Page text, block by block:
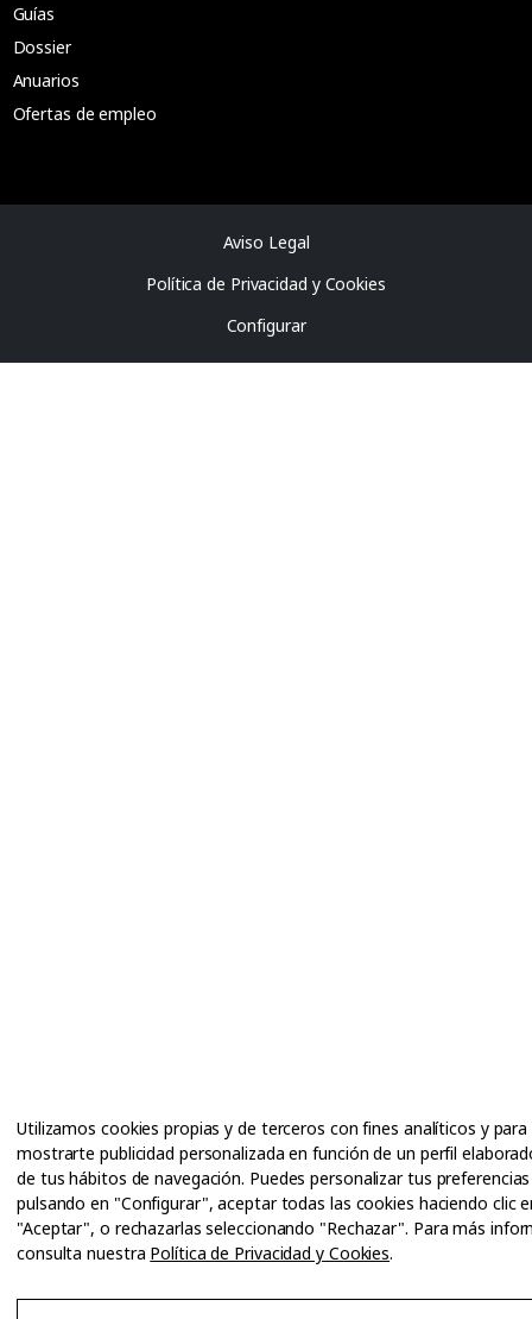
Guías
Dossier
Anuarios
Ofertas de empleo
Utilizamos cookies propias y de terceros con fines analíticos y para
mostrarte publicidad personalizada en función de un perfil
de tus hábitos de navegación. Puedes personalizar tus preferencias
pulsando en "Configurar", aceptar todas las cookies haciendo clic
"Aceptar", o rechazarlas seleccionando "Rechazar". Para más
consulta nuestra Política de Privacidad y Cookies.
Aviso Legal
Política de Privacidad y Cookies
Configurar